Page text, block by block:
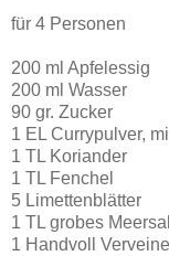
für 4 Personen
200 ml Apfelessig
200 ml Wasser
90 gr. Zucker
1 EL Currypulver,
1 TL Koriander
1 TL Fenchel
5 Limettenblätter
1 TL grobes
1 Handvoll Verveine